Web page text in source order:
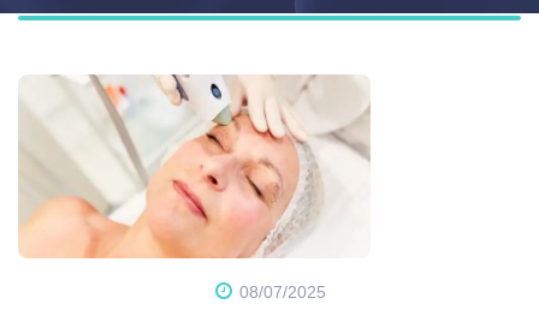
08/07/2025